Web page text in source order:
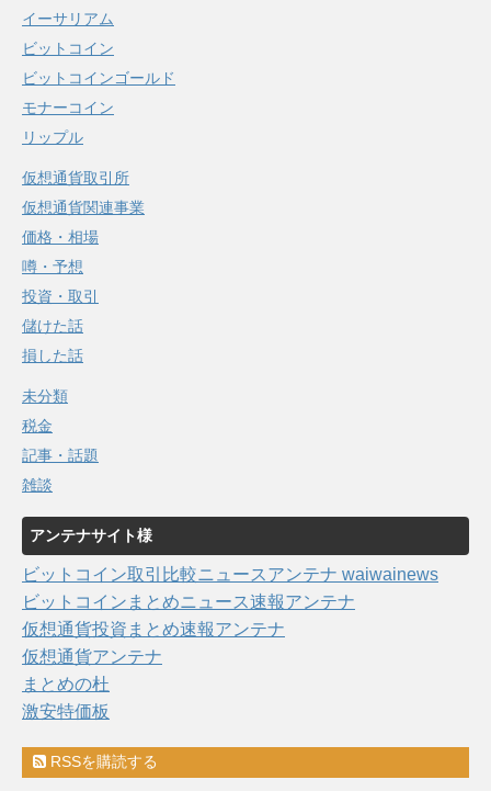
イーサリアム
ビットコイン
ビットコインゴールド
モナーコイン
リップル
仮想通貨取引所
仮想通貨関連事業
価格・相場
噂・予想
投資・取引
儲けた話
損した話
未分類
税金
記事・話題
雑談
アンテナサイト様
ビットコイン取引比較ニュースアンテナ waiwainews
ビットコインまとめニュース速報アンテナ
仮想通貨投資まとめ速報アンテナ
仮想通貨アンテナ
まとめの杜
激安特価板
RSSを購読する